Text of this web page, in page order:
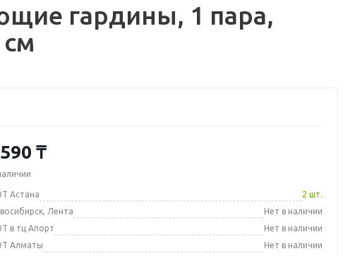
гардины, 1 пара,
₸
Астана
2 шт.
Лента
Нет в наличии
в тц Апорт
Нет в наличии
Алматы
Нет в наличии